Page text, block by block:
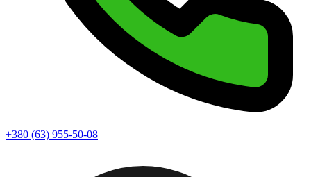
+380 (63) 955-50-08